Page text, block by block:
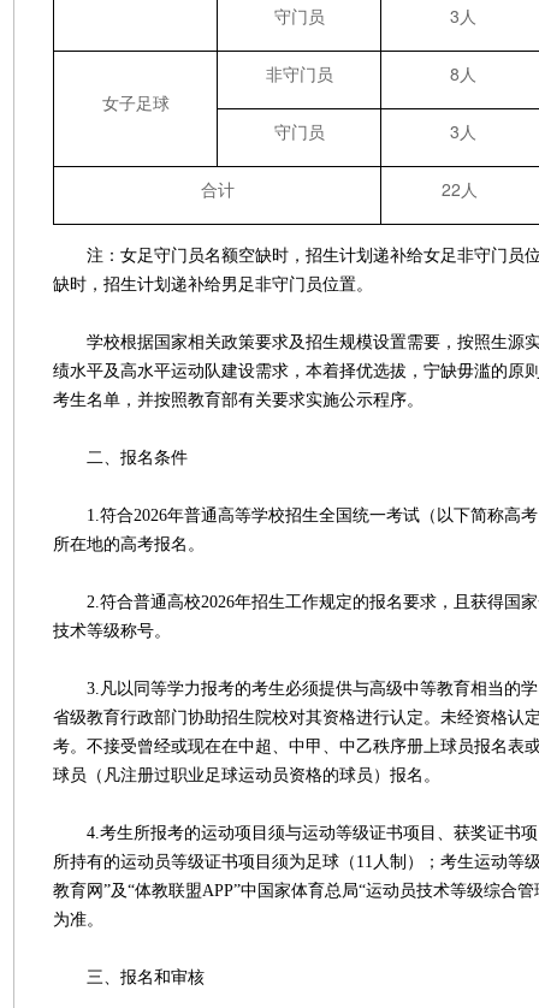
守门员 3人
女子足球
非守门员 8人
守门员 3人
合计 22人
注：女足守门员名额空缺时，招生计划递补给女足非守门员
缺时，招生计划递补给男足非守门员位置。
学校根据国家相关政策要求及招生规模设置需要，按照生源
绩水平及高水平运动队建设需求，本着择优选拔，宁缺毋滥的原
考生名单，并按照教育部有关要求实施公示程序。
二、报名条件
1.符合2026年普通高等学校招生全国统一考试（以下简称高
所在地的高考报名。
2.符合普通高校2026年招生工作规定的报名要求，且获得国
技术等级称号。
3.凡以同等学力报考的考生必须提供与高级中等教育相当的学
省级教育行政部门协助招生院校对其资格进行认定。未经资格认
考。不接受曾经或现在在中超、中甲、中乙秩序册上球员报名表
球员（凡注册过职业足球运动员资格的球员）报名。
4.考生所报考的运动项目须与运动等级证书项目、获奖证书项
所持有的运动员等级证书项目须为足球（11人制）；考生运动等
教育网”及“体教联盟APP”中国家体育总局“运动员技术等级综合
为准。
三、报名和审核